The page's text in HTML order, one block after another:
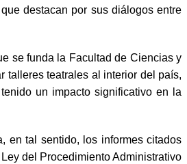
destacan por sus diálogos entre
se funda la Facultad de Ciencias y
talleres teatrales al interior del país,
un impacto significativo en la
en tal sentido, los informes citados
del Procedimiento Administrativo